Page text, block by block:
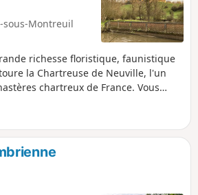
sous-Montreuil
richesse floristique, faunistique
la Chartreuse de Neuville, l'un
chartreux de France. Vous
Notre-Dame-des-Prés, liqueur
par les moines.Pour débuter ou
, vous serez chaleureusement
de la Chartreuse de
horaires d'ouverture au public et les
la Chartreuse.